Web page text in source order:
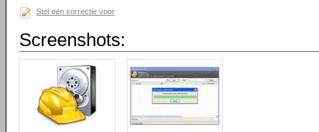
Stel een correctie voor
Screenshots: